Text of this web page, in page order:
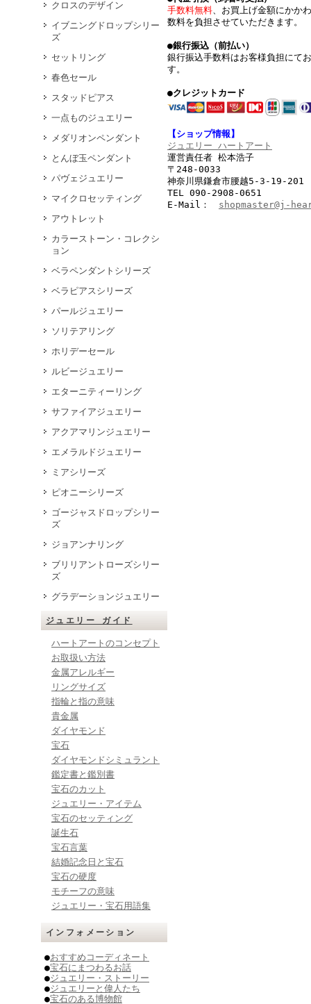
クロスのデザイン
イブニングドロップシリー
ズ
セットリング
春色セール
スタッドピアス
一点ものジュエリー
メダリオンペンダント
とんぼ玉ペンダント
パヴェジュエリー
マイクロセッティング
アウトレット
カラーストーン・コレクシ
ョン
ベラペンダントシリーズ
ベラピアスシリーズ
パールジュエリー
ソリテアリング
ホリデーセール
ルビージュエリー
エターニティーリング
サファイアジュエリー
アクアマリンジュエリー
エメラルドジュエリー
ミアシリーズ
ピオニーシリーズ
ゴージャスドロップシリー
ズ
ジョアンナリング
ブリリアントローズシリー
ズ
グラデーションジュエリー
ジュエリー ガイド
ハートアートのコンセプト
お取扱い方法
金属アレルギー
リングサイズ
指輪と指の意味
貴金属
ダイヤモンド
宝石
ダイヤモンドシミュラント
鑑定書と鑑別書
宝石のカット
ジュエリー・アイテム
宝石のセッティング
誕生石
宝石言葉
結婚記念日と宝石
宝石の硬度
モチーフの意味
ジュエリー・宝石用語集
インフォメーション
●おすすめコーディネート
●宝石にまつわるお話
●ジュエリー・ストーリー
●ジュエリーと偉人たち
●宝石のある博物館
手数料無料、お買上げ金額にかか
数料を負担させていただきます。
●銀行振込（前払い）
銀行振込手数料はお客様負担にて
す。
●クレジットカード
【ショップ情報】
ジュエリー ハートアート
運営責任者 松本浩子
〒248-0033
神奈川県鎌倉市腰越5-3-19-201
TEL 090-2908-0651
E-Mail： shopmaster@j-